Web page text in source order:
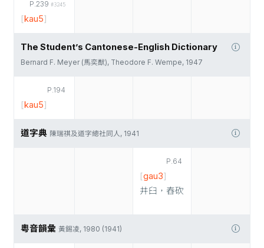
P.239 #3245
[kau5]
The Student’s Cantonese-English Dictionary
Bernard F. Meyer (馬奕猷), Theodore F. Wempe, 1947
P.194
[kau5]
道字典 陳瑞祺及道字總社同人, 1941
P.64
[gau3]
井臼，舂砍
粵音韻彙 黃錫凌, 1980 (1941)